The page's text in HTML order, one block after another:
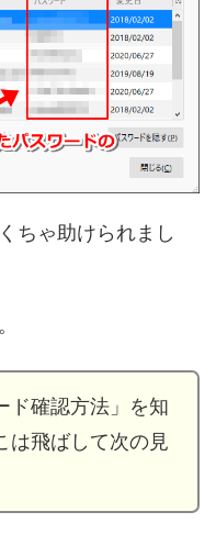
ちゃ助けられまし
ド確認方法」を知
は飛ばして次の見